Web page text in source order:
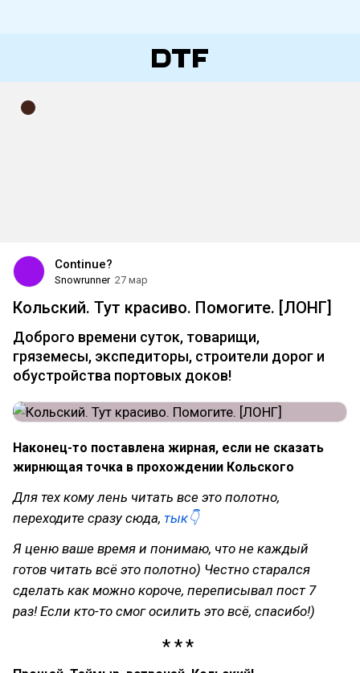
Continue?
Snowrunner 27 мар
Кольский. Тут красиво. Помогите. [ЛОНГ]
Доброго времени суток, товарищи,
гряземесы, экспедиторы, строители дорог и
обустройства портовых доков!
Наконец-то поставлена жирная, если не сказать
жирнющая точка в прохождении Кольского
Для тех кому лень читать все это полотно,
переходите сразу сюда, тык👇
Я ценю ваше время и понимаю, что не каждый
готов читать всё это полотно) Честно старался
сделать как можно короче, переписывал пост 7
раз! Если кто-то смог осилить это всё, спасибо!)